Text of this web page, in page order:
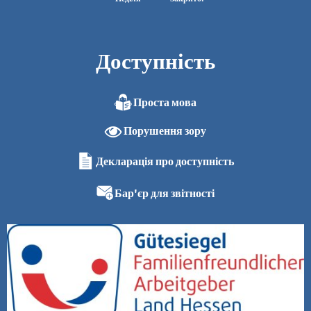
Доступність
Проста мова
Порушення зору
Декларація про доступність
Бар'єр для звітності